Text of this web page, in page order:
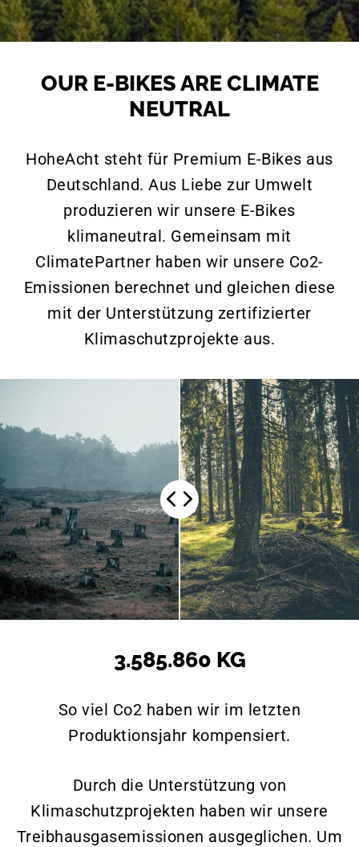
OUR E-BIKES ARE CLIMATE
NEUTRAL
HoheAcht steht für Premium E-Bikes aus
Deutschland. Aus Liebe zur Umwelt
produzieren wir unsere E-Bikes
klimaneutral. Gemeinsam mit
ClimatePartner haben wir unsere Co2-
Emissionen berechnet und gleichen diese
mit der Unterstützung zertifizierter
Klimaschutzprojekte aus.
3.585.860 KG
So viel Co2 haben wir im letzten
Produktionsjahr kompensiert.
Durch die Unterstützung von
Klimaschutzprojekten haben wir unsere
Treibhausgasemissionen ausgeglichen. Um